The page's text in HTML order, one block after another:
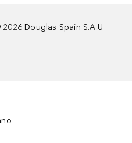
2026 Douglas Spain S.A.U